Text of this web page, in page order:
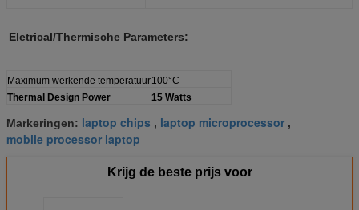
Eletrical/Thermische Parameters:
Maximum werkende temperatuur100°C
Thermal Design Power
15 Watts
Markeringen: laptop chips , laptop microprocessor ,
mobile processor laptop
Krijg de beste prijs voor